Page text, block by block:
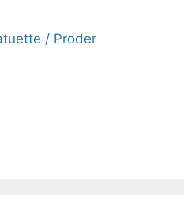
/ Proder